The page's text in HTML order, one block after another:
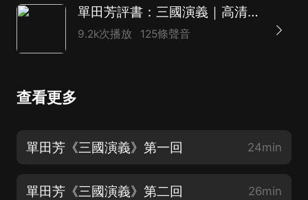
單田芳評書：三國演義｜高清母帶，80年代經典首版
9.2k次播放 125條聲音
查看更多
單田芳《三國演義》第一回 24min
單田芳《三國演義》第二回 26min